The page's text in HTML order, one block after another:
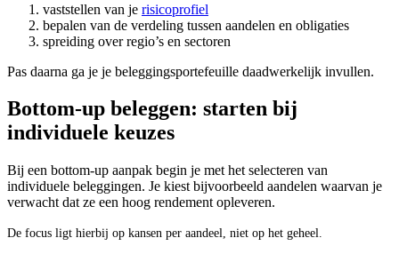
vaststellen van je risicoprofiel
bepalen van de verdeling tussen aandelen en obligaties
spreiding over regio’s en sectoren
Pas daarna ga je je beleggingsportefeuille daadwerkelijk invullen.
Bottom-up beleggen: starten bij
individuele keuzes
Bij een bottom-up aanpak begin je met het selecteren van
individuele beleggingen. Je kiest bijvoorbeeld aandelen waarvan je
verwacht dat ze een hoog rendement opleveren.
De focus ligt hierbij op kansen per aandeel, niet op het geheel.